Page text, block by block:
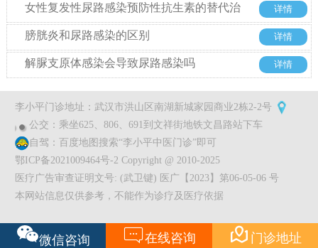
女性复发性尿路感染预防性抗生素的替代治
疗
详情
膀胱炎和尿路感染的区别 详情
解脲支原体感染会导致尿路感染吗 详情
李小平门诊地址：武汉市洪山区南湖新城家园商业2栋2-2号
公交：乘坐625、806、691到文祥街地铁文昌路站下车
自驾：百度地图搜索“李小平中医门诊”即可
鄂ICP备2021009464号-2 Copyright @ 2010-2025
医疗广告审查证明文号: (武卫键) 医广【2023】第06-05-06 号
本网站信息仅供参考，不能作为诊疗及医疗依据
微信咨询 在线咨询  门诊地址